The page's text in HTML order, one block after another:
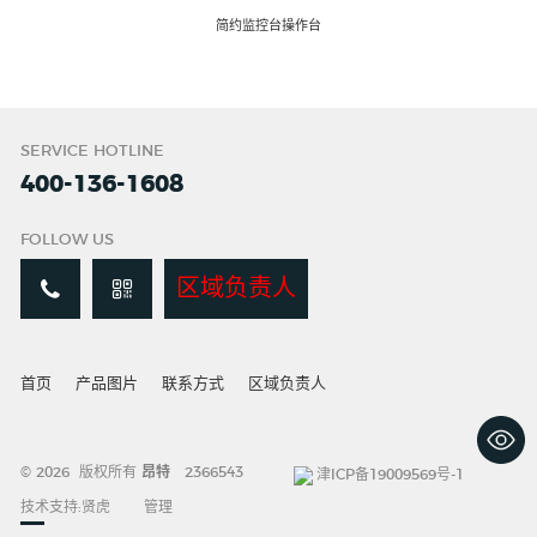
简约监控台操作台
SERVICE HOTLINE
400-136-1608
FOLLOW US
区域负责人
首页 产品图片 联系方式 区域负责人
© 2026 版权所有 昂特 2366543 津ICP备19009569号-1
技术支持:贤虎 管理